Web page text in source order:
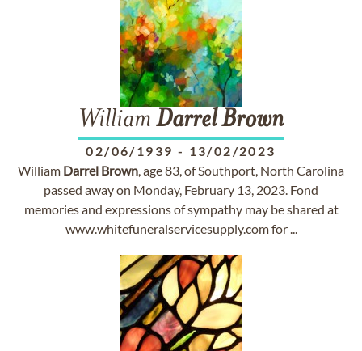
William DarrelBrown
02/06/1939 - 13/02/2023
William Darrel Brown, age 83, of Southport, North Carolina
passed away on Monday, February 13, 2023. Fond
memories and expressions of sympathy may be shared at
www.whitefuneralservicesupply.com for ...